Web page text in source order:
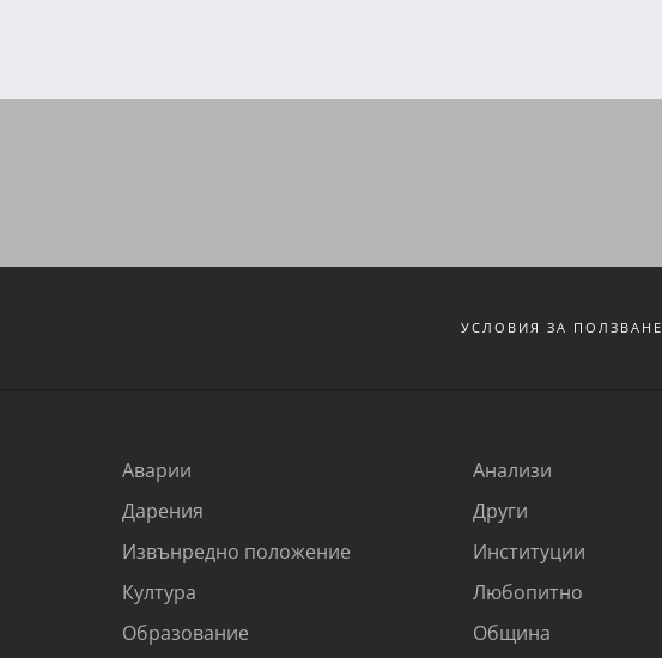
УСЛОВИЯ ЗА ПОЛЗВАНЕ
Аварии Анализи
Дарения
Други
Извънредно положение
Институции
Култура
Любопитно
Образование
Община